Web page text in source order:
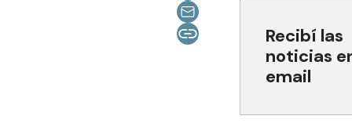
Recibí las
noticias
email